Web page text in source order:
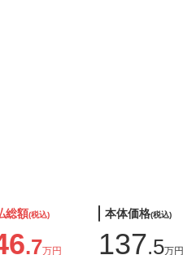
総額(税込)
.7万円
本体価格(税込)
137.5万円